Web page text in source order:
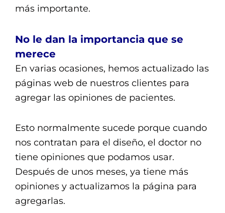
más importante.
No le dan la importancia que se
merece
En varias ocasiones, hemos actualizado las
páginas web de nuestros clientes para
agregar las opiniones de pacientes.
Esto normalmente sucede porque cuando
nos contratan para el diseño, el doctor no
tiene opiniones que podamos usar.
Después de unos meses, ya tiene más
opiniones y actualizamos la página para
agregarlas.